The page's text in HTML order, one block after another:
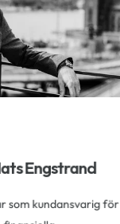
Engstrand
som kundansvarig för